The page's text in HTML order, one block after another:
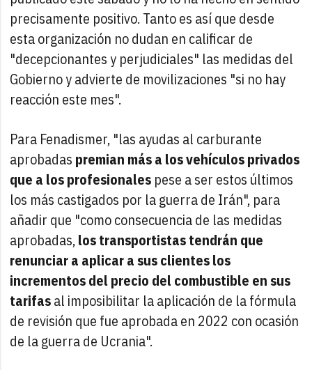
precisamente positivo. Tanto es así que desde
esta organización no dudan en calificar de
"decepcionantes y perjudiciales" las medidas del
Gobierno y advierte de movilizaciones "si no hay
reacción este mes".
Para Fenadismer, "las ayudas al carburante
aprobadas premian más a los vehículos privados
que a los profesionales pese a ser estos últimos
los más castigados por la guerra de Irán", para
añadir que "como consecuencia de las medidas
aprobadas,los transportistas tendrán que
renunciar a aplicar a sus clientes los
incrementos del precio del combustible en sus
tarifasal imposibilitar la aplicación de la fórmula
de revisión que fue aprobada en 2022 con ocasión
de la guerra de Ucrania".